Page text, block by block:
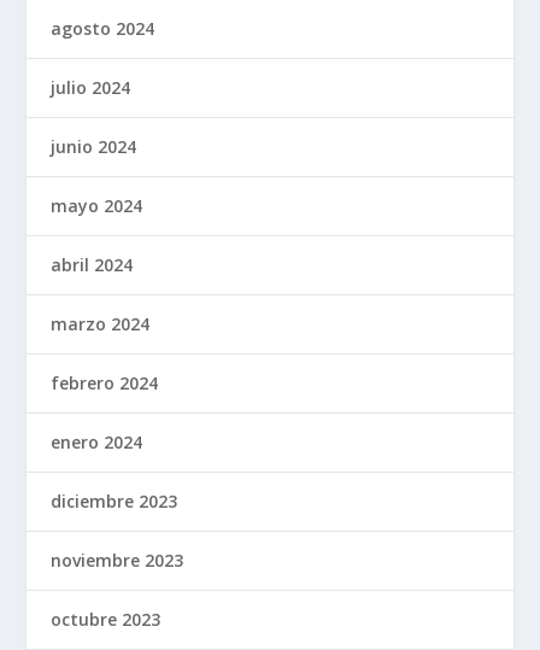
agosto 2024
julio 2024
junio 2024
mayo 2024
abril 2024
marzo 2024
febrero 2024
enero 2024
diciembre 2023
noviembre 2023
octubre 2023